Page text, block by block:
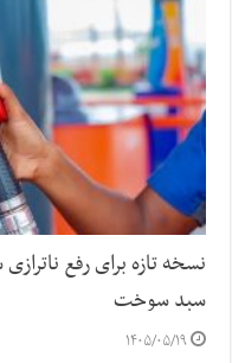
نسخه تازه برای رفع
سبد سوخت
۱۴۰۵/۰۵/۱۹